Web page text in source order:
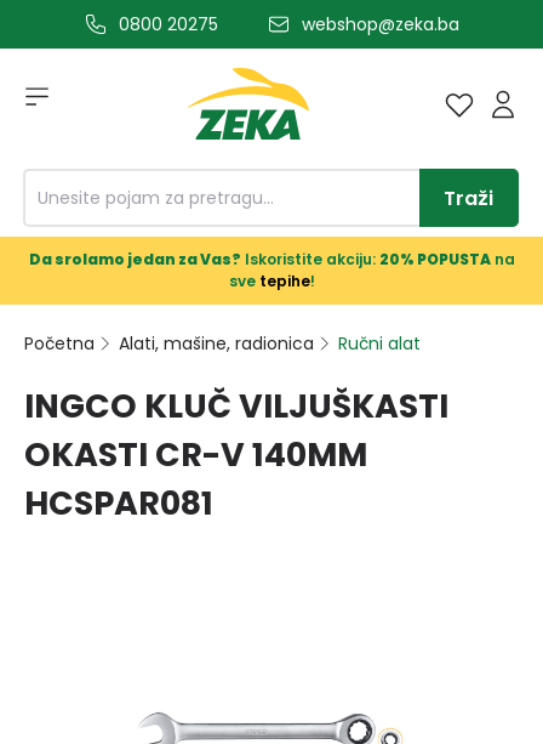
glavni sadržaj0800 20275 webshop@zeka.ba
Traži
Da srolamo jedan za Vas? Iskoristite akciju: 20% POPUSTAna
sve tepihe!
Početna Alati, mašine, radionica Ručni alat
INGCO KLUČ VILJUŠKASTI
OKASTI CR-V 140MM
HCSPAR081